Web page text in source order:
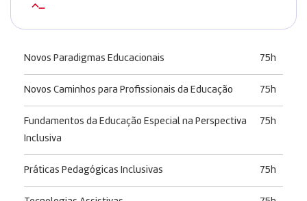
–
Novos Paradigmas Educacionais 75h
Novos Caminhos para Profissionais da Educação 75h
Fundamentos da Educação Especial na Perspectiva
Inclusiva
75h
Práticas Pedagógicas Inclusivas 75h